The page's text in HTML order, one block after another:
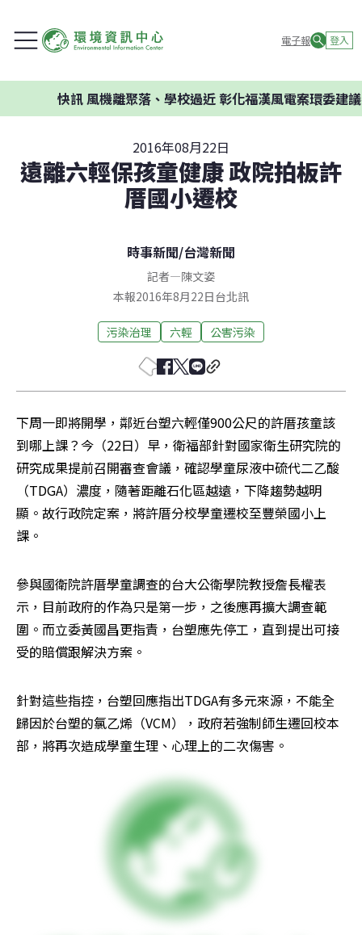
電子報 登入
風機離聚落、學校過近 彰化福漢風電案環委建議不應開
2016年08月22日
遠離六輕保孩童健康 政院拍板許
厝國小遷校
時事新聞/台灣新聞
記者—陳文姿
本報2016年8月22日台北訊
污染治理 六輕 公害污染
下周一即將開學，鄰近台塑六輕僅900公尺的許厝孩童該
到哪上課？今（22日）早，衛福部針對國家衛生研究院的
研究成果提前召開審查會議，確認學童尿液中硫代二乙酸
（TDGA）濃度，隨著距離石化區越遠，下降趨勢越明
顯。故行政院定案，將許厝分校學童遷校至豐榮國小上
課。
參與國衛院許厝學童調查的台大公衛學院教授詹長權表
示，目前政府的作為只是第一步，之後應再擴大調查範
圍。而立委黃國昌更指責，台塑應先停工，直到提出可接
受的賠償跟解決方案。
針對這些指控，台塑回應指出TDGA有多元來源，不能全
歸因於台塑的氯乙烯（VCM），政府若強制師生遷回校本
部，將再次造成學童生理、心理上的二次傷害。